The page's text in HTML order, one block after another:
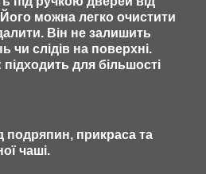
можна легко очистити
Він не залишить
слідів на поверхні.
підходить для більшості
подряпин, прикраса та
чаші.